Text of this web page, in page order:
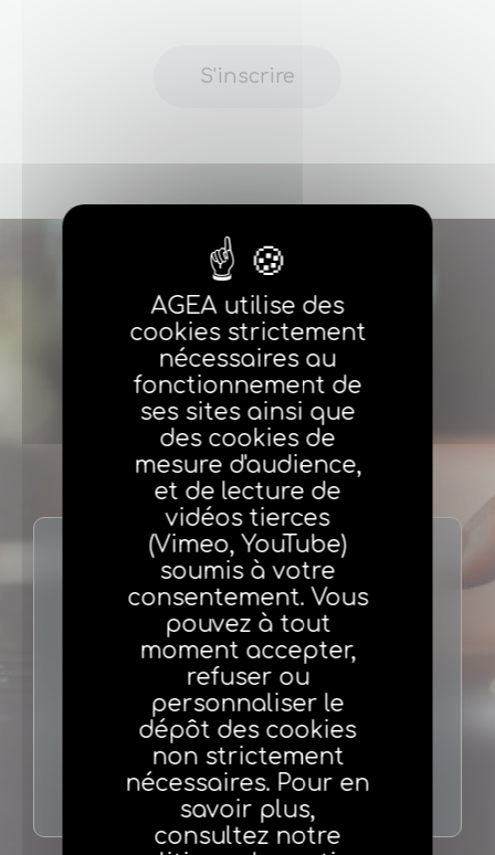
S'inscrire
Nous contacter
01 70 98 48 32
patricia.girault@agea.fr
AGEA utilise des
cookies strictement
nécessaires au
fonctionnement de
ses sites ainsi que
des cookies de
mesure d'audience,
et de lecture de
vidéos tierces
(Vimeo, YouTube)
soumis à votre
consentement. Vous
pouvez à tout
moment accepter,
refuser ou
personnaliser le
dépôt des cookies
non strictement
nécessaires. Pour en
savoir plus,
consultez notre